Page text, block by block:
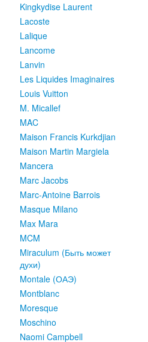
Kingkydise Laurent
Lacoste
Lalique
Lancome
Lanvin
Les Liquides Imaginaires
Louis Vuitton
M. Micallef
MAC
Maison Francis Kurkdjian
Maison Martin Margiela
Mancera
Marc Jacobs
Marc-Antoine Barrois
Masque Milano
Max Mara
MCM
Miraculum (Быть может
духи)
Montale (ОАЭ)
Montblanc
Moresque
Moschino
Naomi Campbell